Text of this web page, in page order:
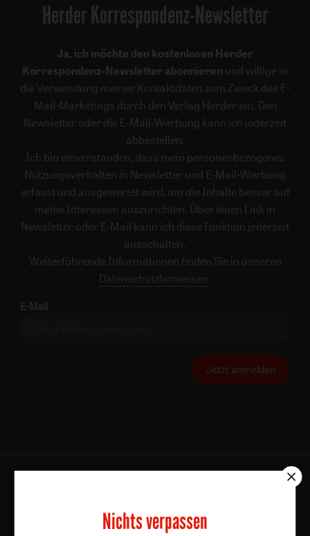
Herder Korrespondenz-Newsletter
Ja, ich möchte den kostenlosen Herder
Korrespondenz-Newsletter abonnieren und willige in
die Verwendung meiner Kontaktdaten zum Zweck des E-
Mail-Marketings durch den Verlag Herder ein. Den
Newsletter oder die E-Mail-Werbung kann ich jederzeit
abbestellen.
Ich bin einverstanden, dass mein personenbezogenes
Nutzungsverhalten in Newsletter und E-Mail-Werbung
erfasst und ausgewertet wird, um die Inhalte besser auf
meine Interessen auszurichten. Über einen Link in
Newsletter oder E-Mail kann ich diese Funktion jederzeit
ausschalten.
Weiterführende Informationen finden Sie in unseren
Datenschutzhinweisen .
E-Mail
Jetzt anmelden
Nichts verpassen